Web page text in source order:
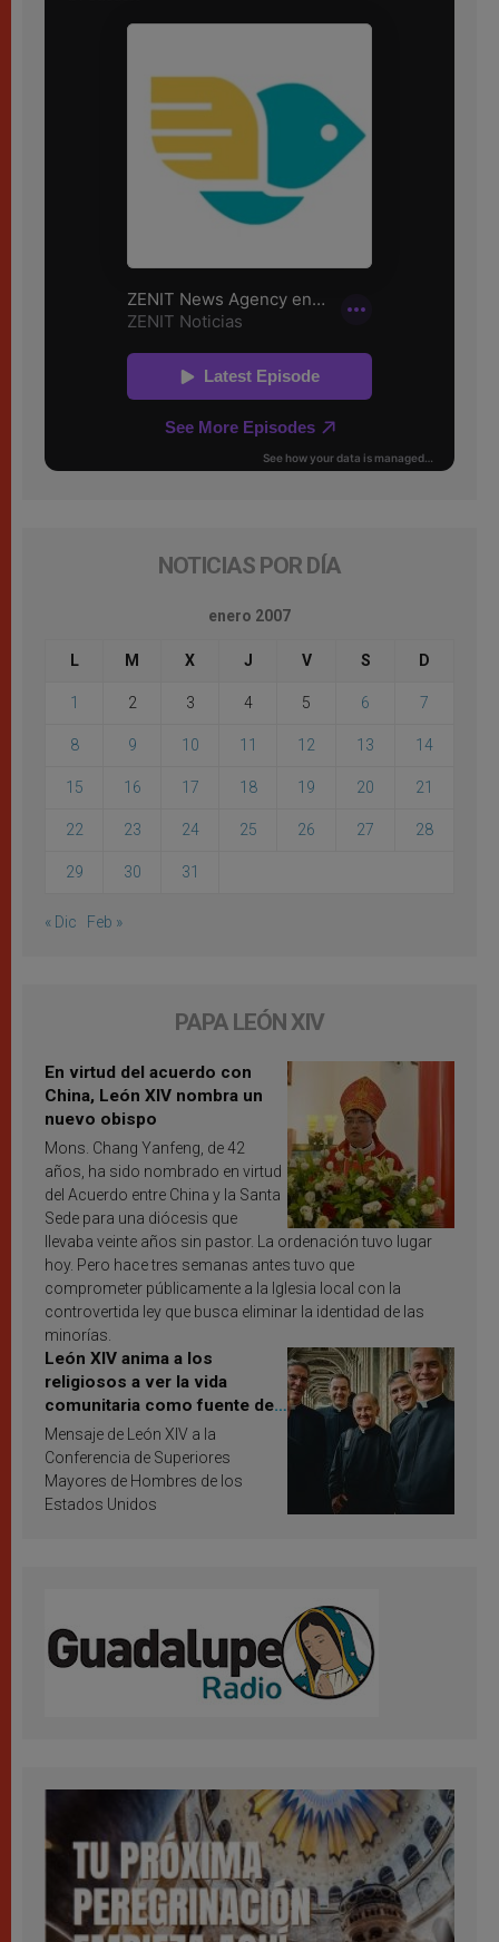
NOTICIAS POR DÍA
enero 2007
L M X J V S D
1 2 3 4 5 6 7
8 9 10 11 12 13 14
15 16 17 18 19 20 21
22 23 24 25 26 27 28
29 30 31
« Dic Feb »
PAPA LEÓN XIV
En virtud del acuerdo con
China, León XIV nombra un
nuevo obispo
Mons. Chang Yanfeng, de 42
años, ha sido nombrado en virtud
del Acuerdo entre China y la Santa
Sede para una diócesis que
llevaba veinte años sin pastor. La ordenación tuvo lugar
hoy. Pero hace tres semanas antes tuvo que
comprometer públicamente a la Iglesia local con la
controvertida ley que busca eliminar la identidad de las
minorías.
León XIV anima a los
religiosos a ver la vida
comunitaria como fuente de
inspiración y santificación
Mensaje de León XIV a la
Conferencia de Superiores
Mayores de Hombres de los
Estados Unidos